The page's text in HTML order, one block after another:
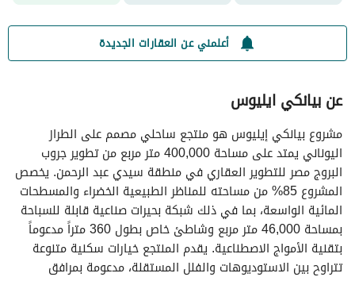
أعلمني عن العقارات الجديدة
عن بيانكي ايليوس
مشروع بيانكي إيليوس هو منتجع ساحلي مصمم على الطراز
اليوناني يمتد على مساحة 400,000 متر مربع من تطوير جروب
البروج مصر للتطوير العقاري في منطقة سيدي عبد الرحمن. يخصص
المشروع 85% من مساحته للمناظر الطبيعية الخضراء والمسطحات
المائية الواسعة، بما في ذلك شبكة بحيرات صناعية قابلة للسباحة
بمساحة 46,000 متر مربع وشاطئ خاص بطول 360 متراً مدعوماً
بتقنية الأمواج الاصطناعية. يقدم المنتجع خيارات سكنية متنوعة
تتراوح بين الاستوديوهات والفلل المستقلة، مدعومة بمرافق